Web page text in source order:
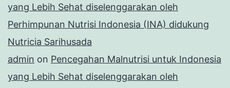
yang Lebih Sehat diselenggarakan oleh
Perhimpunan Nutrisi Indonesia (INA) didukung
Nutricia Sarihusada
admin on Pencegahan Malnutrisi untuk Indonesia
yang Lebih Sehat diselenggarakan oleh